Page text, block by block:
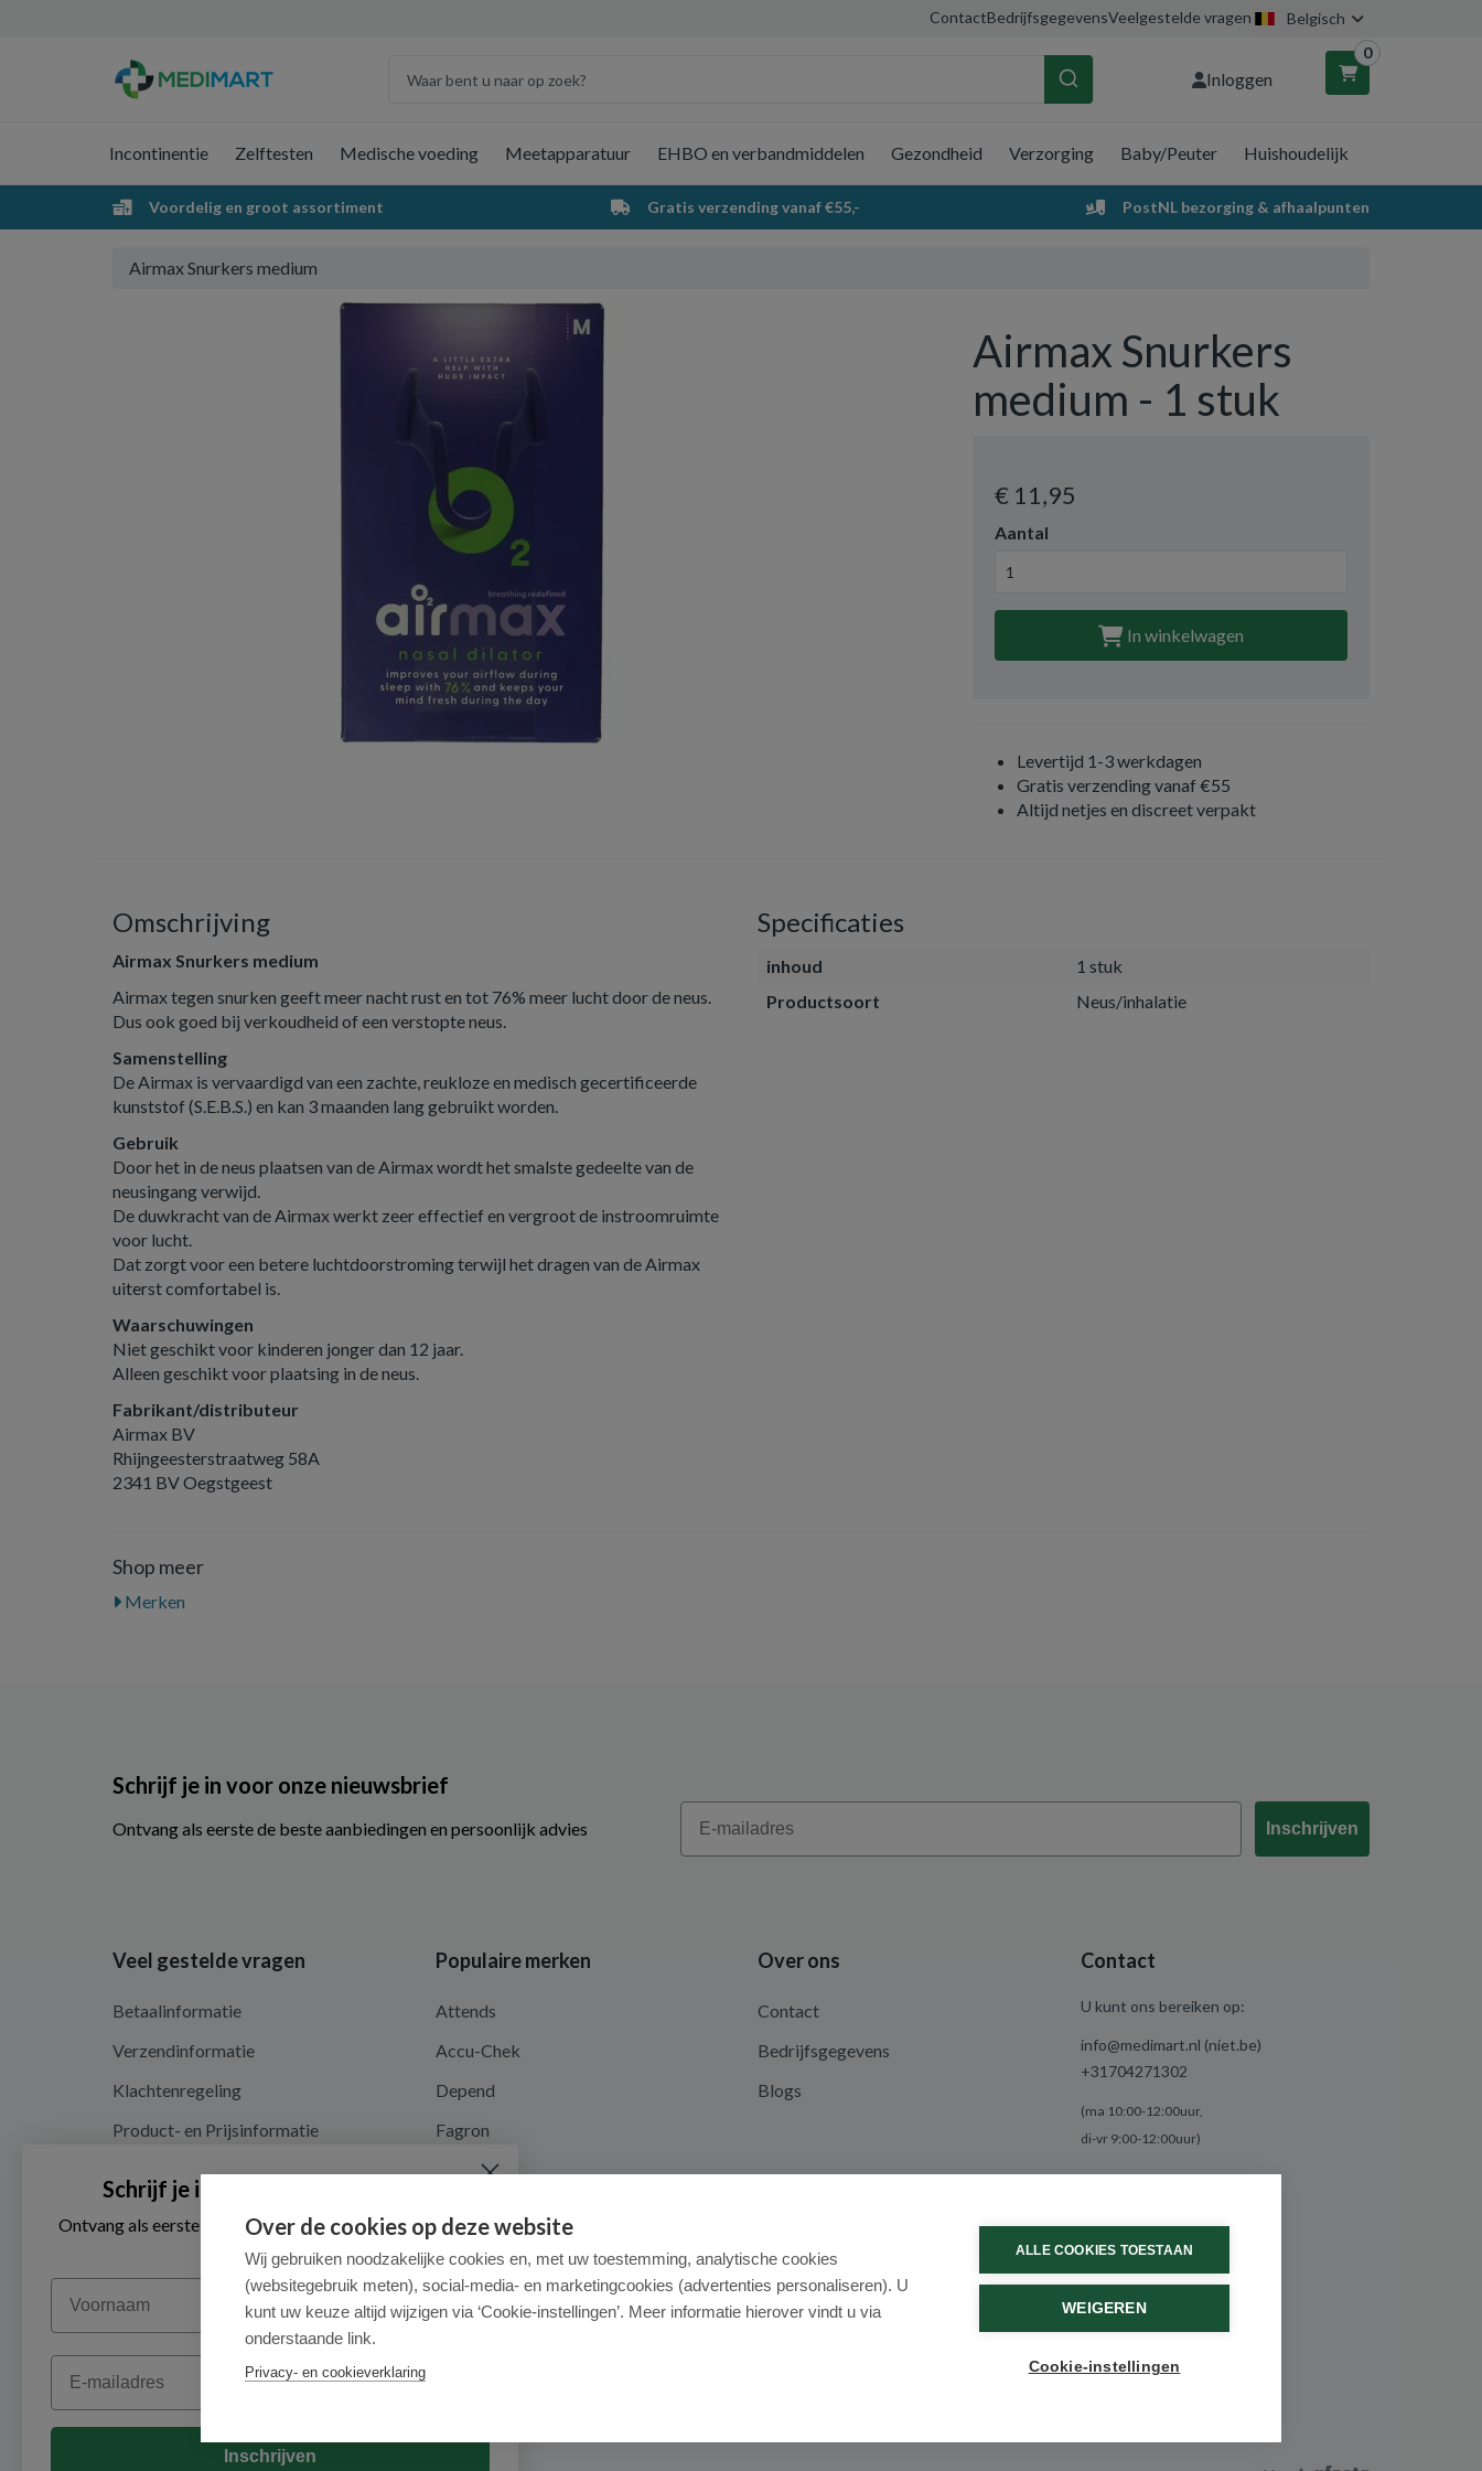
ContactBedrijfsgegevensVeelgestelde vragen Belgisch
Inloggen
0
Winkelwagen
Incontinentie Zelftesten Medische voeding Meetapparatuur EHBO en verbandmiddelen Gezondheid Verzorging Baby/Peuter Huishoudelijk
Voordelig en groot assortiment Gratis verzending vanaf €55,- PostNL bezorging & afhaalpunten
Airmax Snurkers medium
Airmax Snurkers
medium - 1 stuk
€ 11,95
Aantal
In winkelwagen
Levertijd 1-3 werkdagen
Gratis verzending vanaf €55
Altijd netjes en discreet verpakt
Omschrijving
Airmax Snurkers medium
Airmax tegen snurken geeft meer nacht rust en tot 76% meer lucht door de neus.
Dus ook goed bij verkoudheid of een verstopte neus.
Samenstelling
De Airmax is vervaardigd van een zachte, reukloze en medisch gecertificeerde
kunststof (S.E.B.S.) en kan 3 maanden lang gebruikt worden.
Gebruik
Door het in de neus plaatsen van de Airmax wordt het smalste gedeelte van de
neusingang verwijd.
De duwkracht van de Airmax werkt zeer effectief en vergroot de instroomruimte
voor lucht.
Dat zorgt voor een betere luchtdoorstroming terwijl het dragen van de Airmax
uiterst comfortabel is.
Waarschuwingen
Niet geschikt voor kinderen jonger dan 12 jaar.
Alleen geschikt voor plaatsing in de neus.
Fabrikant/distributeur
Airmax BV
Rhijngeesterstraatweg 58A
2341 BV Oegstgeest
Specificaties
inhoud
1 stuk
Productsoort
Neus/inhalatie
Shop meer
Merken
Schrijf je in voor onze nieuwsbrief
Ontvang als eerste de beste aanbiedingen en persoonlijk advies
Email
Inschrijven
Veel gestelde vragen
Betaalinformatie
Verzendinformatie
Klachtenregeling
Product- en Prijsinformatie
Recalls en terugroepacties
Algemene voorwaarden
Privacy en cookieverklaring
Populaire merken
Attends
Accu-Chek
Depend
Fagron
Nutricia
Over ons
Contact
Bedrijfsgegevens
Blogs
Contact
U kunt ons bereiken op:
info@medimart.nl (niet.be)
+31704271302
(ma 10:00-12:00uur,
di-vr 9:00-12:00uur)
Over de cookies op deze website
Wij gebruiken noodzakelijke cookies en, met uw toestemming, analytische cookies
(websitegebruik meten), social-media- en marketingcookies (advertenties personaliseren). U
kunt uw keuze altijd wijzigen via ‘Cookie-instellingen’. Meer informatie hierover vindt u via
onderstaande link.
Privacy- en cookieverklaring
ALLE COOKIES TOESTAAN
WEIGEREN
Cookie-instellingen
Schrijf je in voor onze nieuwsbrief
Ontvang als eerste de beste aanbiedingen en persoonlijk
Voornaam
Email
Inschrijven